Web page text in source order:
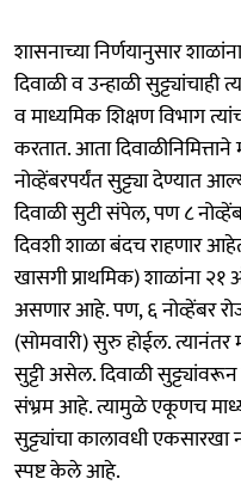
शासनाच्या निर्णयानुसार
दिवाळी व उन्हाळी
व माध्यमिक शिक्षण विभाग
करतात. आता
नोव्हेंबरपर्यंत सुट्ट्या देण्यात
दिवाळी सुटी संपेल, पण ८
दिवशी शाळा बंदच राहणार
खासगी प्राथमिक) शाळांना २१
असणार आहे. पण, ६ नोव्हेंबर
(सोमवारी) सुरु होईल.
सुट्टी असेल. दिवाळी
संभ्रम आहे. त्यामुळे एकूणच
सुट्ट्यांचा कालावधी एकसारखा
स्पष्ट केले आहे.